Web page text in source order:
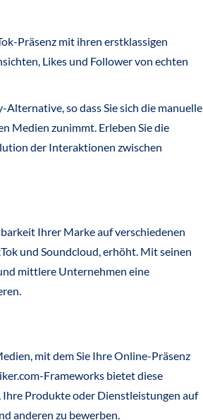
Präsenz mit ihren erstklassigen
Likes und Follower von echten
so dass Sie sich die manuelle
Medien zunimmt. Erleben Sie die
der Interaktionen zwischen
Ihrer Marke auf verschiedenen
und Soundcloud, erhöht. Mit seinen
mittlere Unternehmen eine
mit dem Sie Ihre Online-Präsenz
Frameworks bietet diese
Produkte oder Dienstleistungen auf
anderen zu bewerben.